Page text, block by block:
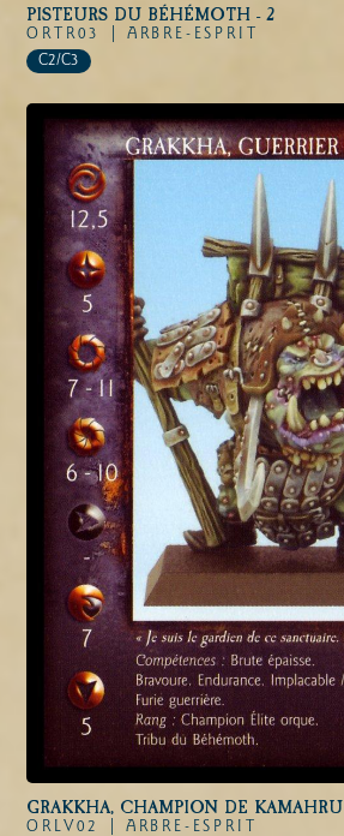
PISTEURS DU BÉHÉMOTH - 2
ORTR03 |
ARBRE-ESPRIT
C2/C3
GRAKKHA, CHAMPION DE KAMAHRU
ORLV02 | ARBRE-ESPRIT